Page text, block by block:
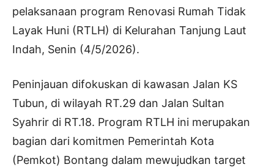
pelaksanaan program Renovasi Rumah Tidak
Layak Huni (RTLH) di Kelurahan Tanjung Laut
Indah, Senin (4/5/2026).
Peninjauan difokuskan di kawasan Jalan KS
Tubun, di wilayah RT.29 dan Jalan Sultan
Syahrir di RT.18. Program RTLH ini merupakan
bagian dari komitmen Pemerintah Kota
(Pemkot) Bontang dalam mewujudkan target